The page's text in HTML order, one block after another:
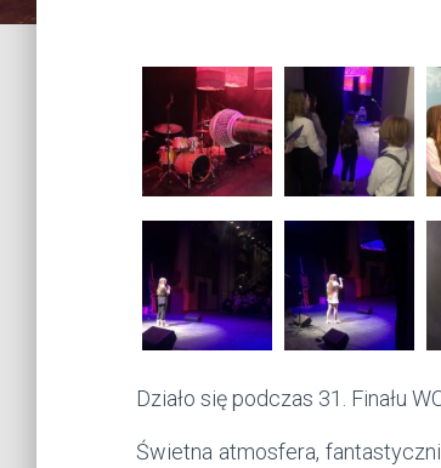
Działo się podczas 31. Finału
Świetna atmosfera,